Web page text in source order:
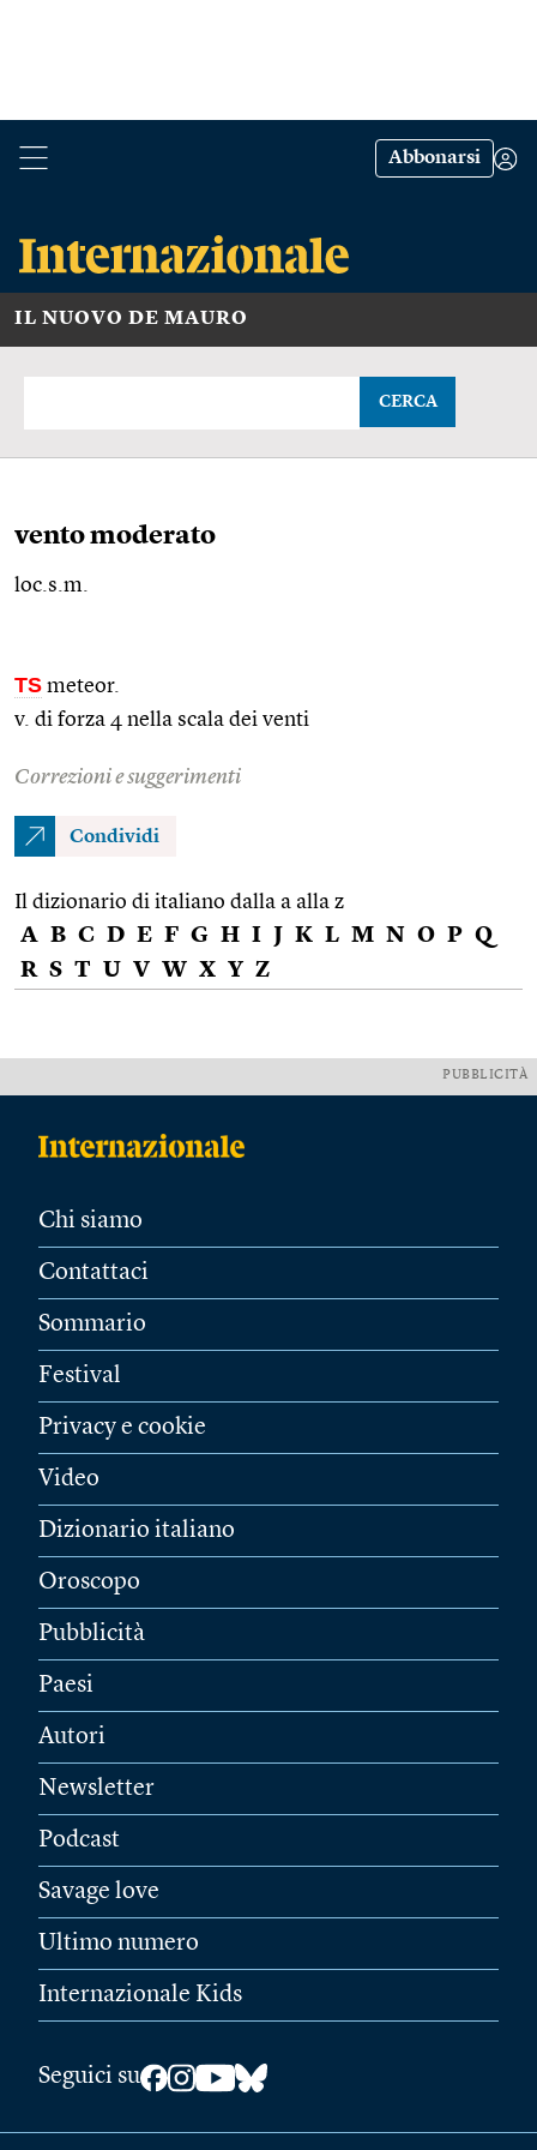
Abbonarsi
IL NUOVO DE MAURO
CERCA
vento moderato
loc.s.m.
TS meteor.
v. di forza 4 nella scala dei venti
Correzioni e suggerimenti
Condividi
Il dizionario di italiano dalla a alla z
A B C D E F G H I J K L M N O P Q
R S T U V W X Y Z
PUBBLICITÀ
Chi siamo
Contattaci
Sommario
Festival
Privacy e cookie
Video
Dizionario italiano
Oroscopo
Pubblicità
Paesi
Autori
Newsletter
Podcast
Savage love
Ultimo numero
Internazionale Kids
Seguici su